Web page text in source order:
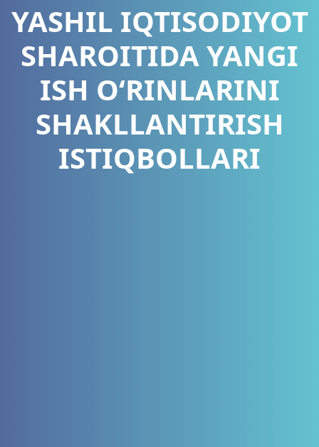
YASHIL IQTISODIYOT
SHAROITIDA YANGI
ISH O‘RINLARINI
SHAKLLANTIRISH
ISTIQBOLLARI